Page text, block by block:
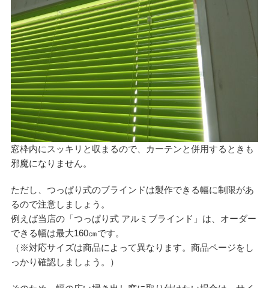
窓枠内にスッキリと収まるので、カーテンと併用するときも
邪魔になりません。
ただし、つっぱり式のブラインドは製作できる幅に制限があ
るので注意しましょう。
例えば当店の「つっぱり式 アルミブラインド」は、オーダー
できる幅は最大160㎝です。
（※対応サイズは商品によって異なります。商品ページをし
っかり確認しましょう。）